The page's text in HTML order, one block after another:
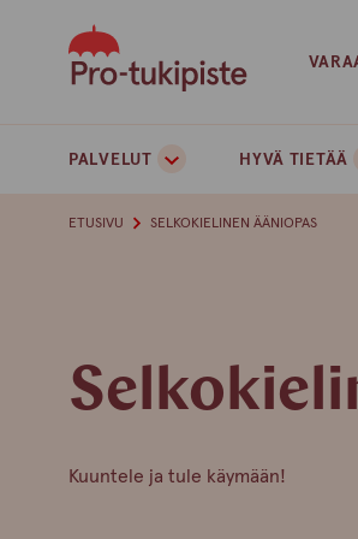
PALVELUT HYVÄ TIETÄÄ
ETUSIVU SELKOKIELINEN ÄÄNIOPAS
Kuuntele ja tule käymään!